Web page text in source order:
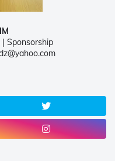
Sponsorship